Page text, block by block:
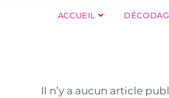
ACCUEIL
Il n’y a aucun article